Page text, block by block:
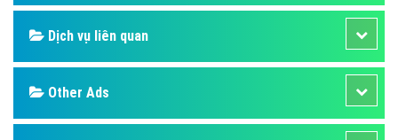
Dịch vụ liên quan
Other Ads